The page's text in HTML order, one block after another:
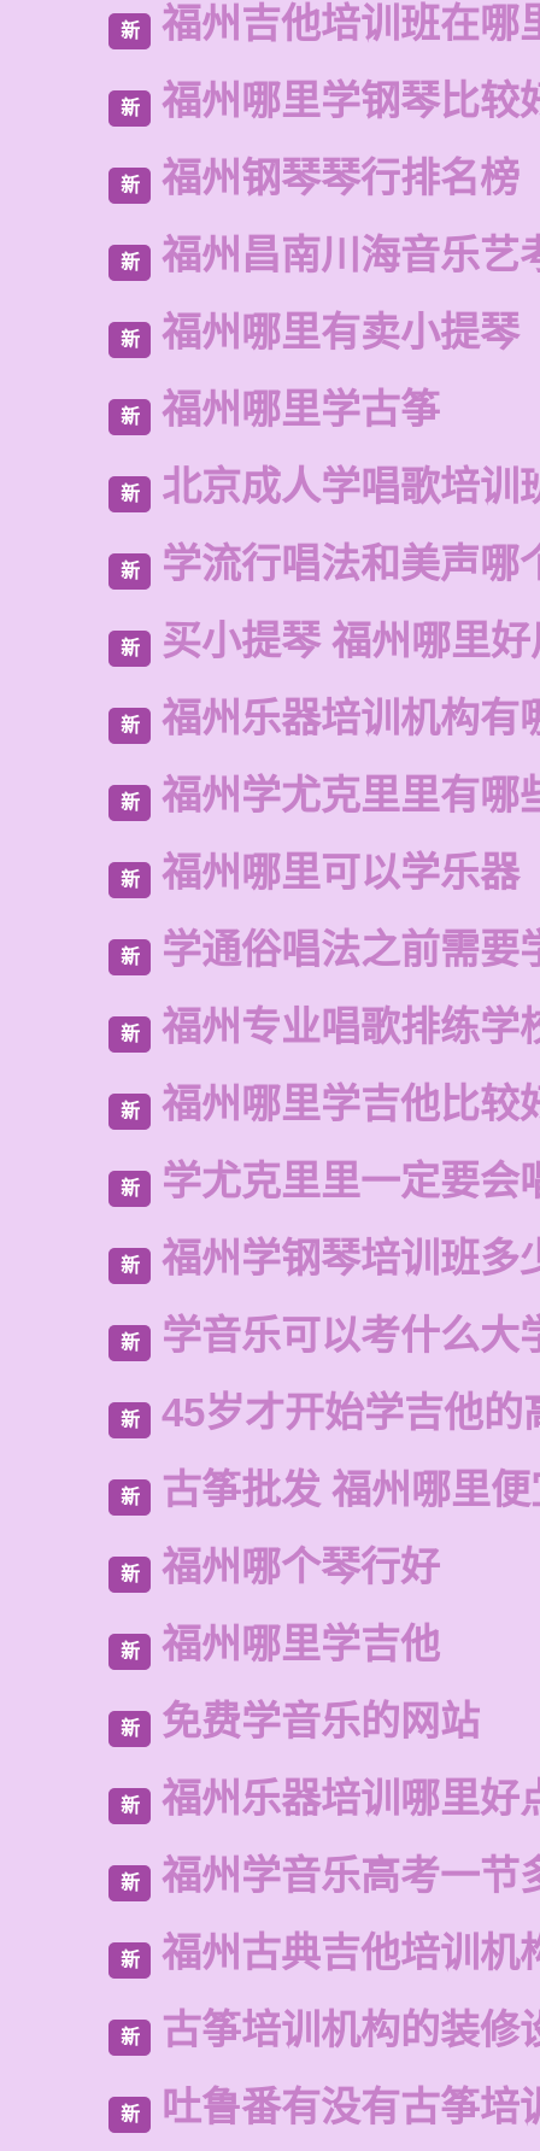
新 福州吉他培训班在哪
新 福州哪里学钢琴比较
新 福州钢琴琴行排名榜
新 福州昌南川海音乐艺
新 福州哪里有卖小提琴
新 福州哪里学古筝
新 北京成人学唱歌培训
新 学流行唱法和美声哪
新 买小提琴 福州哪里
新 福州乐器培训机构有
新 福州学尤克里里有哪
新 福州哪里可以学乐器
新 学通俗唱法之前需要
新 福州专业唱歌排练学
新 福州哪里学吉他比较
新 学尤克里里一定要会
新 福州学钢琴培训班多
新 学音乐可以考什么大
新 45岁才开始学吉他的
新 古筝批发 福州哪里
新 福州哪个琴行好
新 福州哪里学吉他
新 免费学音乐的网站
新 福州乐器培训哪里好
新 福州学音乐高考一节
新 福州古典吉他培训机
新 古筝培训机构的装修
新 吐鲁番有没有古筝培